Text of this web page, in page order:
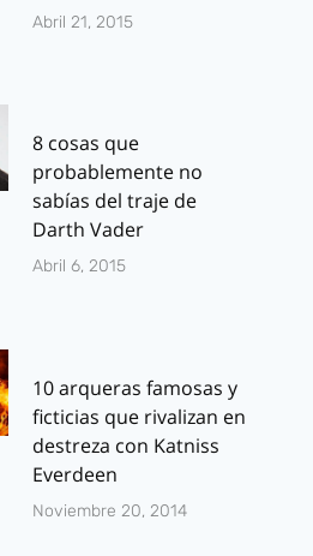
Abril 21, 2015
8 cosas que
probablemente no
sabías del traje de
Darth Vader
Abril 6, 2015
10 arqueras famosas y
ficticias que rivalizan en
destreza con Katniss
Everdeen
Noviembre 20, 2014